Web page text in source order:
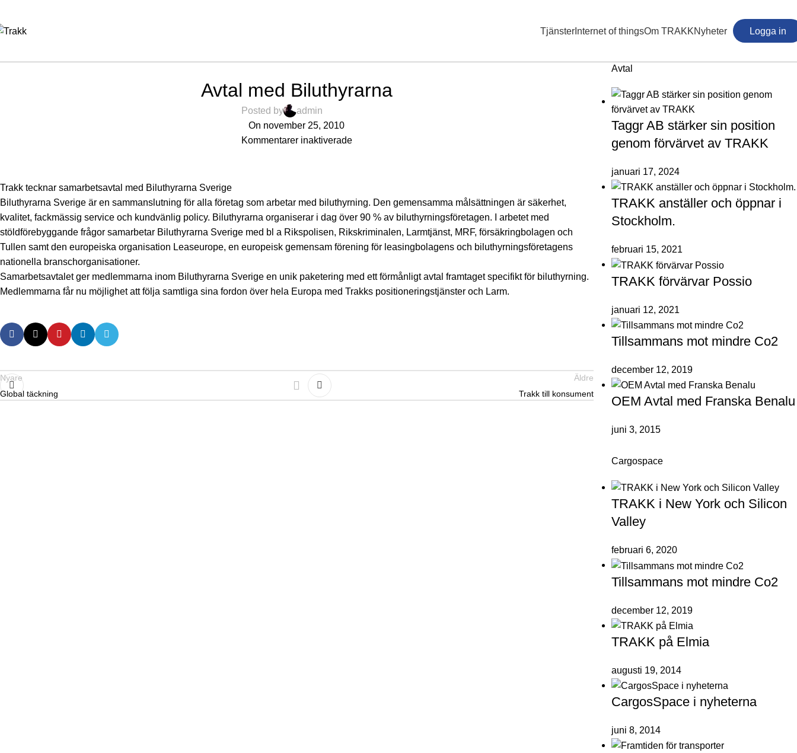
Tjänster Internet of thingsOm TRAKKNyheter Logga in
Avtal med Biluthyrarna
Posted by
admin
On november 25, 2010
Kommentarer inaktiverade
Trakk tecknar samarbetsavtal med Biluthyrarna Sverige
Biluthyrarna Sverige är en sammanslutning för alla företag som arbetar med biluthyrning. Den gemensamma målsättningen är säkerhet,
kvalitet, fackmässig service och kundvänlig policy. Biluthyrarna organiserar i dag över 90 % av biluthyrningsföretagen. I arbetet med
stöldförebyggande frågor samarbetar Biluthyrarna Sverige med bl a Rikspolisen, Rikskriminalen, Larmtjänst, MRF, försäkringbolagen och
Tullen samt den europeiska organisation Leaseurope, en europeisk gemensam förening för leasingbolagens och biluthyrningsföretagens
nationella branschorganisationer.
Samarbetsavtalet ger medlemmarna inom Biluthyrarna Sverige en unik paketering med ett förmånligt avtal framtaget specifikt för biluthyrning.
Medlemmarna får nu möjlighet att följa samtliga sina fordon över hela Europa med Trakks positioneringstjänster och Larm.
Nyare
Global täckning
Äldre
Trakk till konsument
Avtal
Taggr AB stärker sin position
genom förvärvet av TRAKK
januari 17, 2024
TRAKK anställer och öppnar i
Stockholm.
februari 15, 2021
TRAKK förvärvar Possio
januari 12, 2021
Tillsammans mot mindre Co2
december 12, 2019
OEM Avtal med Franska Benalu
juni 3, 2015
Cargospace
TRAKK i New York och Silicon
Valley
februari 6, 2020
Tillsammans mot mindre Co2
december 12, 2019
TRAKK på Elmia
augusti 19, 2014
CargosSpace i nyheterna
juni 8, 2014